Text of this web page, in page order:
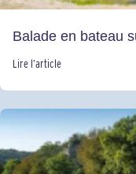
Balade en bateau
Lire l’article